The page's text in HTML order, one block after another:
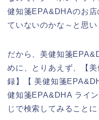
健知箋EPA&DHAのお
ていないのかな～と思い
だから、美健知箋
めに、とりあえず、【
録】【 美健知箋
健知箋EPA&DHA ライ
じで検索してみることに